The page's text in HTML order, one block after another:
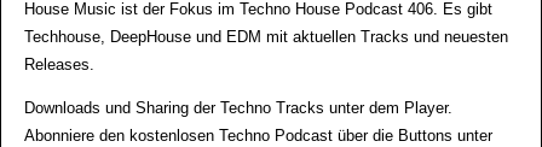
House Music ist der Fokus im Techno House Podcast 406. Es gibt
Techhouse, DeepHouse und EDM mit aktuellen Tracks und neuesten
Releases.
Downloads und Sharing der Techno Tracks unter dem Player.
Abonniere den kostenlosen Techno Podcast über die Buttons unter